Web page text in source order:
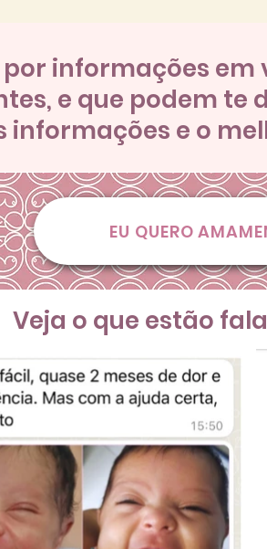
por informações em
e que podem te
informações e o
EU QUERO
Veja o que estão